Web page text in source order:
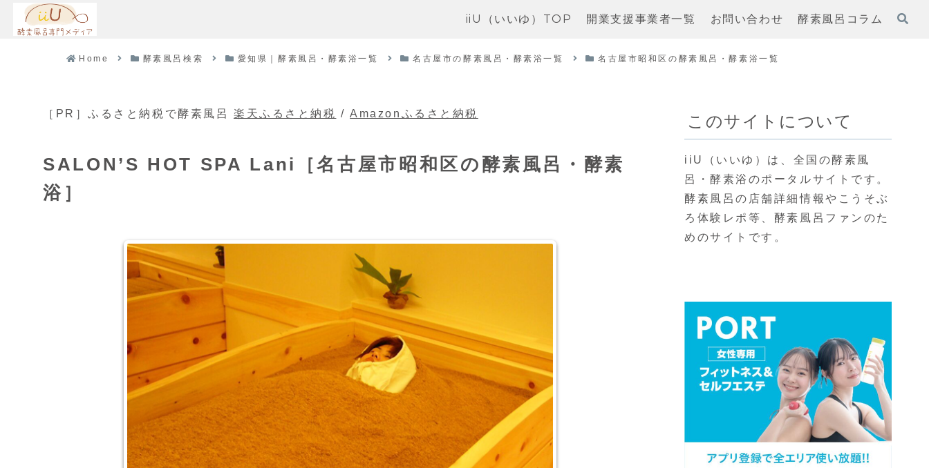
iiU（いいゆ）TOP 開業支援事業者一覧 お問い合わせ 酵素風呂コラム
Home 酵素風呂検索 愛知県｜酵素風呂・酵素浴一覧 名古屋市の酵素風呂・酵素浴一覧 名古屋市昭和区の酵素風呂・酵素浴一覧
［PR］ふるさと納税で酵素風呂 楽天ふるさと納税 /Amazonふるさと納税
SALON’S HOT SPA Lani［名古屋市昭和区の酵素風呂・酵素
浴］
このサイトについて
iiU（いいゆ）は、全国の酵素風
呂・酵素浴のポータルサイトです。
酵素風呂の店舗詳細情報やこうそぶ
ろ体験レポ等、酵素風呂ファンのた
めのサイトです。